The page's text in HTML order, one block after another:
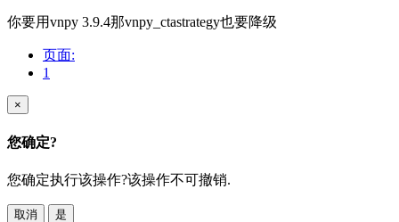
你要用vnpy 3.9.4那vnpy_ctastrategy也要降级
页面:
1
×
您确定?
您确定执行该操作?该操作不可撤销.
取消 是